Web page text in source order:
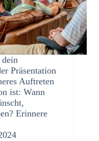
dein
Präsentation
Auftreten
ist: Wann
Erinnere